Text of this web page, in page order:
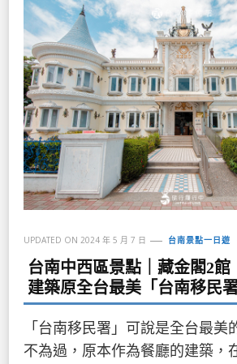
UPDATED ON 2024 年 5 月 7 日 台南景點一日遊
台南中西區景點｜藏金閣2館
建築原全台最美「台南移民署
「台南移民署」可說是全台最美
不為過，原本作為餐廳的建築，